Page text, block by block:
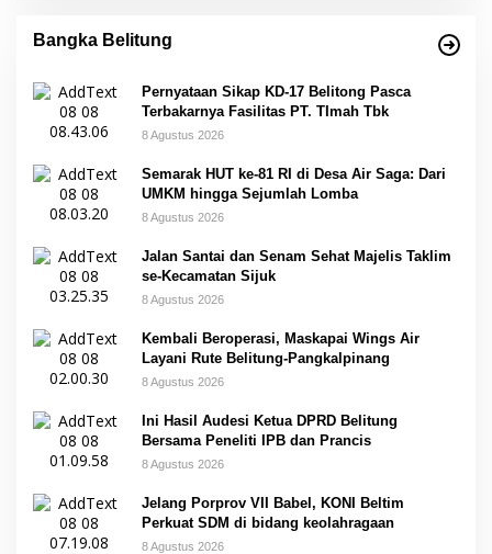
Bangka Belitung
Pernyataan Sikap KD-17 Belitong Pasca
Terbakarnya Fasilitas PT. TImah Tbk
8 Agustus 2026
Semarak HUT ke-81 RI di Desa Air Saga: Dari
UMKM hingga Sejumlah Lomba
8 Agustus 2026
Jalan Santai dan Senam Sehat Majelis Taklim
se-Kecamatan Sijuk
8 Agustus 2026
Kembali Beroperasi, Maskapai Wings Air
Layani Rute Belitung-Pangkalpinang
8 Agustus 2026
Ini Hasil Audesi Ketua DPRD Belitung
Bersama Peneliti IPB dan Prancis
8 Agustus 2026
Jelang Porprov VII Babel, KONI Beltim
Perkuat SDM di bidang keolahragaan
8 Agustus 2026